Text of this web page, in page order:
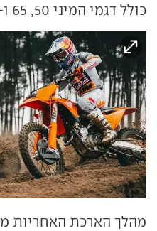
כולל דגמי המיני 50, 65 ו-85 SX.
מהלך הארכת האחריות